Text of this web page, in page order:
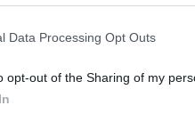
Data Processing Opt Outs
opt-out of the Sharing of my
στο